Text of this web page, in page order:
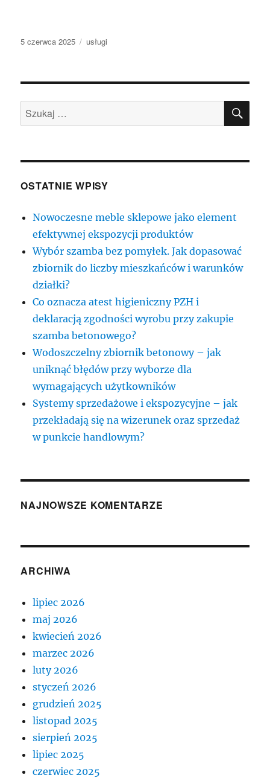
Data
5 czerwca 2025 Kategorie
usługi
Szukaj:
OSTATNIE WPISY
Nowoczesne meble sklepowe jako element
efektywnej ekspozycji produktów
Wybór szamba bez pomyłek. Jak dopasować
zbiornik do liczby mieszkańców i warunków
działki?
Co oznacza atest higieniczny PZH i
deklaracją zgodności wyrobu przy zakupie
szamba betonowego?
Wodoszczelny zbiornik betonowy – jak
uniknąć błędów przy wyborze dla
wymagających użytkowników
Systemy sprzedażowe i ekspozycyjne – jak
przekładają się na wizerunek oraz sprzedaż
w punkcie handlowym?
NAJNOWSZE KOMENTARZE
ARCHIWA
lipiec 2026
maj 2026
kwiecień 2026
marzec 2026
luty 2026
styczeń 2026
grudzień 2025
listopad 2025
sierpień 2025
lipiec 2025
czerwiec 2025